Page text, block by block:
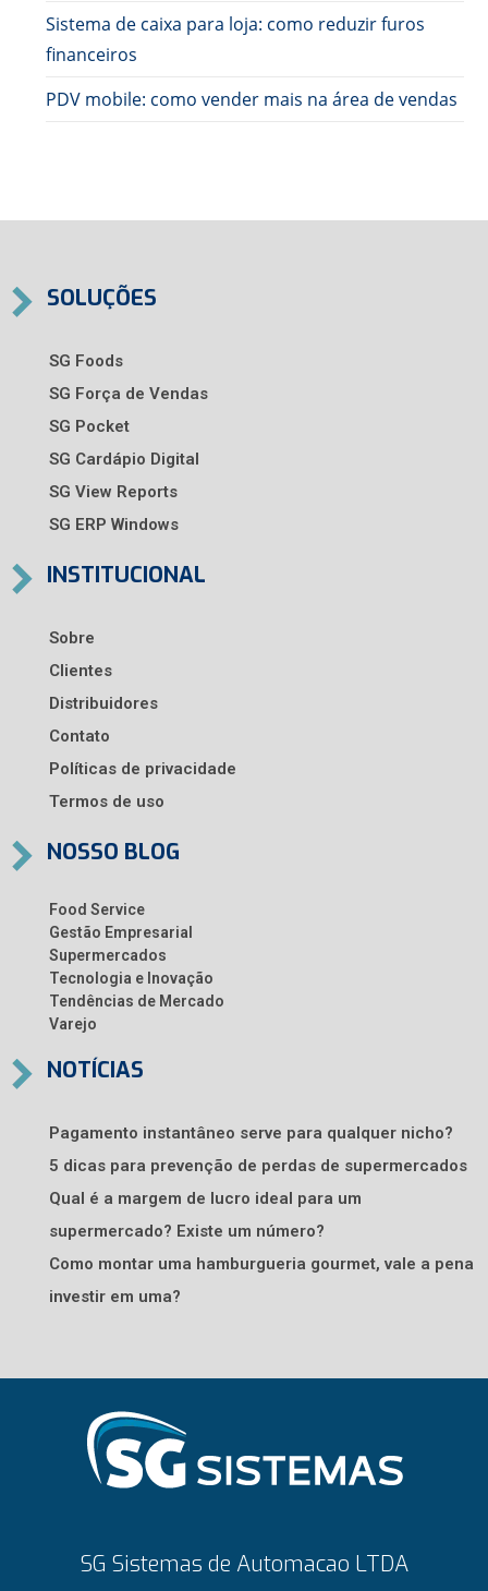
Sistema de caixa para loja: como reduzir furos
financeiros
PDV mobile: como vender mais na área de vendas
SOLUÇÕES
SG Foods
SG Força de Vendas
SG Pocket
SG Cardápio Digital
SG View Reports
SG ERP Windows
INSTITUCIONAL
Sobre
Clientes
Distribuidores
Contato
Políticas de privacidade
Termos de uso
NOSSO BLOG
Food Service
Gestão Empresarial
Supermercados
Tecnologia e Inovação
Tendências de Mercado
Varejo
NOTÍCIAS
Pagamento instantâneo serve para qualquer nicho?
5 dicas para prevenção de perdas de supermercados
Qual é a margem de lucro ideal para um
supermercado? Existe um número?
Como montar uma hamburgueria gourmet, vale a pena
investir em uma?
SG Sistemas de Automacao LTDA